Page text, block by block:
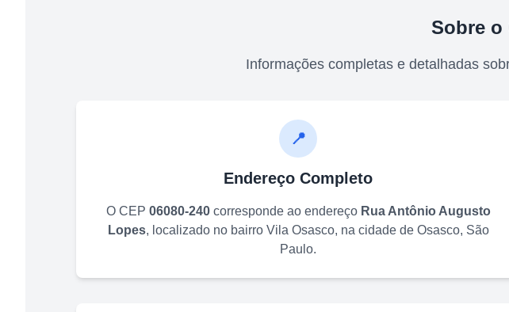
Sobre o
Informações completas e detalhadas
📍
Endereço Completo
O CEP 06080-240corresponde ao endereço Rua Antônio Augusto
Lopes, localizado no bairro Vila Osasco, na cidade de Osasco, São
Paulo.